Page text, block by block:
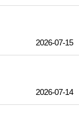
2026-07-15
2026-07-14